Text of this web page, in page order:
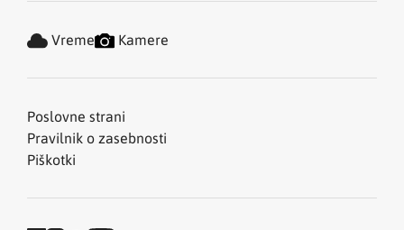
Poslovne strani
Pravilnik o zasebnosti
Piškotki
Vreme Kamere